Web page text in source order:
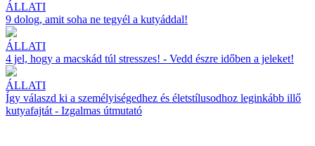
ÁLLATI
9 dolog, amit soha ne tegyél a kutyáddal!
ÁLLATI
4 jel, hogy a macskád túl stresszes! - Vedd észre időben a jeleket!
ÁLLATI
Így válaszd ki a személyiségedhez és életstílusodhoz leginkább illő
kutyafajtát - Izgalmas útmutató